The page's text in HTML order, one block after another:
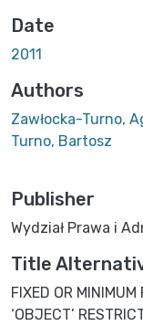
Date
2011
Authors
Zawłocka-Turno,
Turno, Bartosz
Publisher
Wydział Prawa i
Title
FIXED OR
‘OBJECT’